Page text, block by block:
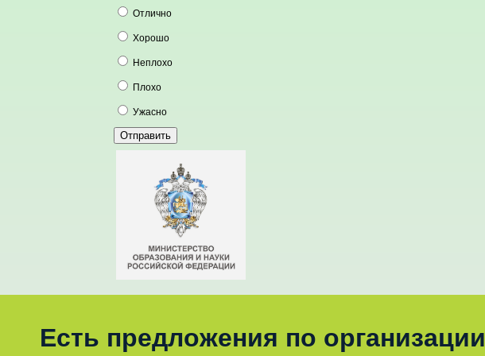
Отлично
Хорошо
Неплохо
Плохо
Ужасно
Есть предложения по организации